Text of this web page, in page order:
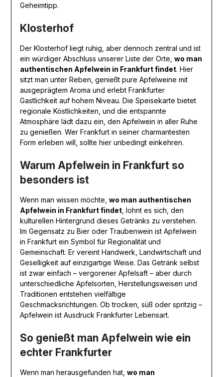
Geheimtipp.
Klosterhof
Der Klosterhof liegt ruhig, aber dennoch zentral und ist
ein würdiger Abschluss unserer Liste der Orte, wo man
authentischen Apfelwein in Frankfurt findet. Hier
sitzt man unter Reben, genießt pure Apfelweine mit
ausgeprägtem Aroma und erlebt Frankfurter
Gastlichkeit auf hohem Niveau. Die Speisekarte bietet
regionale Köstlichkeiten, und die entspannte
Atmosphäre lädt dazu ein, den Apfelwein in aller Ruhe
zu genießen. Wer Frankfurt in seiner charmantesten
Form erleben will, sollte hier unbedingt einkehren.
Warum Apfelwein in Frankfurt so
besonders ist
Wenn man wissen möchte, wo man authentischen
Apfelwein in Frankfurt findet, lohnt es sich, den
kulturellen Hintergrund dieses Getränks zu verstehen.
Im Gegensatz zu Bier oder Traubenwein ist Apfelwein
in Frankfurt ein Symbol für Regionalität und
Gemeinschaft. Er vereint Handwerk, Landwirtschaft und
Geselligkeit auf einzigartige Weise. Das Getränk selbst
ist zwar einfach – vergorener Apfelsaft – aber durch
unterschiedliche Apfelsorten, Herstellungsweisen und
Traditionen entstehen vielfältige
Geschmacksrichtungen. Ob trocken, süß oder spritzig –
Apfelwein ist Ausdruck Frankfurter Lebensart.
So genießt man Apfelwein wie ein
echter Frankfurter
Wenn man herausgefunden hat, wo man